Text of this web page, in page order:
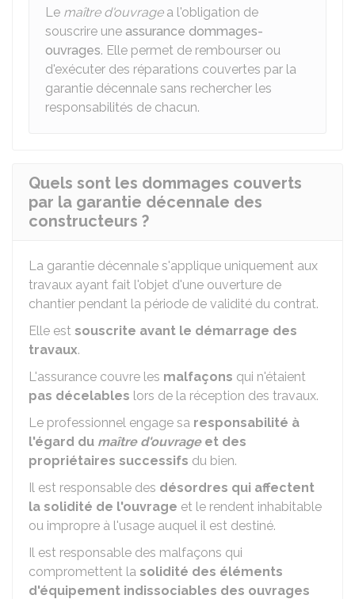
Le maître d'ouvragea l'obligation de
souscrire une assurance dommages-
ouvrages. Elle permet de rembourser ou
d'exécuter des réparations couvertes par la
garantie décennale sans rechercher les
responsabilités de chacun.
Quels sont les dommages couverts
par la garantie décennale des
constructeurs ?
La garantie décennale s'applique uniquement aux
travaux ayant fait l'objet d'une ouverture de
chantier pendant la période de validité du contrat.
Elle est souscrite avant le démarrage des
travaux.
L'assurance couvre les malfaçons qui n'étaient
pas décelables lors de la réception des travaux.
Le professionnel engage sa responsabilité à
l'égard du maître d'ouvrageet des
propriétaires successifs du bien.
Il est responsable des désordres qui affectent
la solidité de l'ouvrage et le rendent inhabitable
ou impropre à l'usage auquel il est destiné.
Il est responsable des malfaçons qui
compromettent la solidité des éléments
d'équipement indissociables des ouvrages